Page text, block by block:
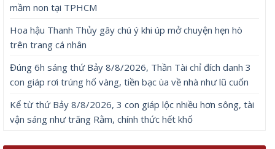
mầm non tại TPHCM
Hoa hậu Thanh Thủy gây chú ý khi úp mở chuyện hẹn hò
trên trang cá nhân
Đúng 6h sáng thứ Bảy 8/8/2026, Thần Tài chỉ đích danh 3
con giáp rơi trúng hố vàng, tiền bạc ùa về nhà như lũ cuốn
Kể từ thứ Bảy 8/8/2026, 3 con giáp lộc nhiều hơn sông, tài
vận sáng như trăng Rằm, chính thức hết khổ